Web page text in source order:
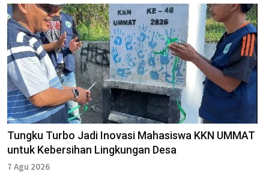
Tungku Turbo Jadi Inovasi Mahasiswa KKN UMMAT
untuk Kebersihan Lingkungan Desa
7 Agu 2026